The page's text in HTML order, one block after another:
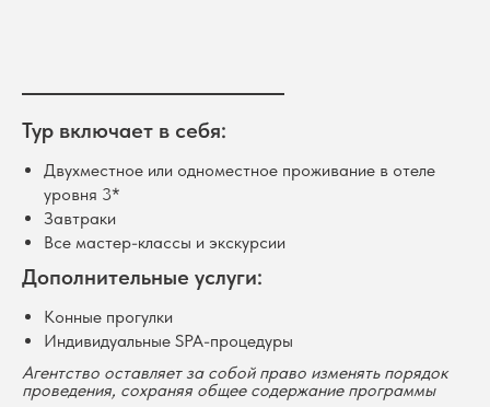
Тур включает в себя:
Двухместное или одноместное проживание в отеле
уровня 3*
Завтраки
Все мастер-классы и экскурсии
Дополнительные услуги:
Конные прогулки
Индивидуальные SPA-процедуры
Агентство оставляет за собой право изменять порядок
проведения, сохраняя общее содержание программы